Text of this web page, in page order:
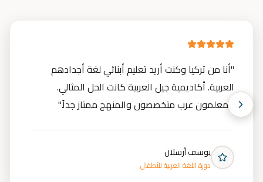
"أنا من تركيا وكنت أريد تعليم أبنائي لغة أجدادهم
العربية. أكاديمية جيل العربية كانت الحل المثالي.
المعلمون عرب متخصصون والمنهج ممتاز جداً."
يوسف أرسلان
دورة اللغة العربية للأطفال